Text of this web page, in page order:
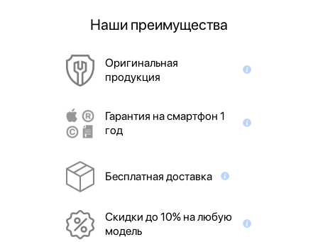
Наши преимущества
Оригинальная
продукция
Гарантия на смартфон 1
год
Бесплатная доставка
Скидки до 10% на любую
модель